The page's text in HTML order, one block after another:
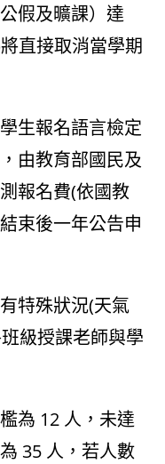
假及曠課）達
直接取消當學期
生報名語言檢定
由教育部國民及
報名費(依國教
束後一年公告申
特殊狀況(天氣
級授課老師與學
為 12 人，未達
35 人，若人數